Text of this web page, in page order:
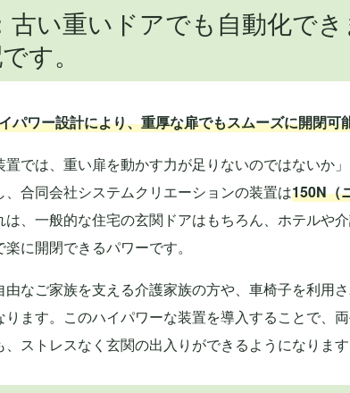
古い重いドアでも自動化で
す。
パワー設計により、重厚な扉でもスムーズに開閉可
置では、重い扉を動かす力が足りないのではないか
、合同会社システムクリエーションの装置は150N（
は、一般的な住宅の玄関ドアはもちろん、ホテルや
に開閉できるパワーです。
由なご家族を支える介護家族の方や、車椅子を利用
ります。このハイパワーな装置を導入することで、
、ストレスなく玄関の出入りができるようになります